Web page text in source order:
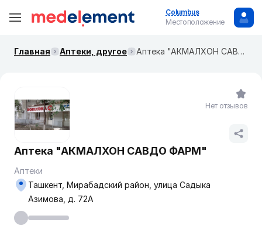
Columbus
Местоположение
Главная Аптеки, другое Аптека "АКМАЛХОН САВДО ФАРМ"
Аптека "АКМАЛХОН САВДО ФАРМ"
Аптеки
Ташкент, Мирабадский район, улица Садыка
Азимова, д. 72А
Нет отзывов